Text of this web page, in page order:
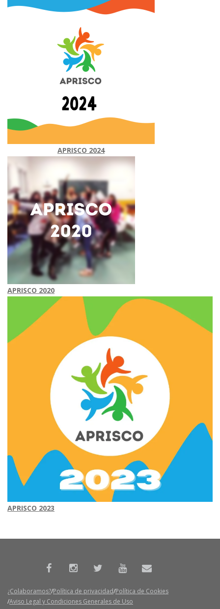
APRISCO 2024
APRISCO 2020
APRISCO 2023
¿Colaboramos? Política de privacidad Política de Cookies
Aviso Legal y Condiciones Generales de Uso